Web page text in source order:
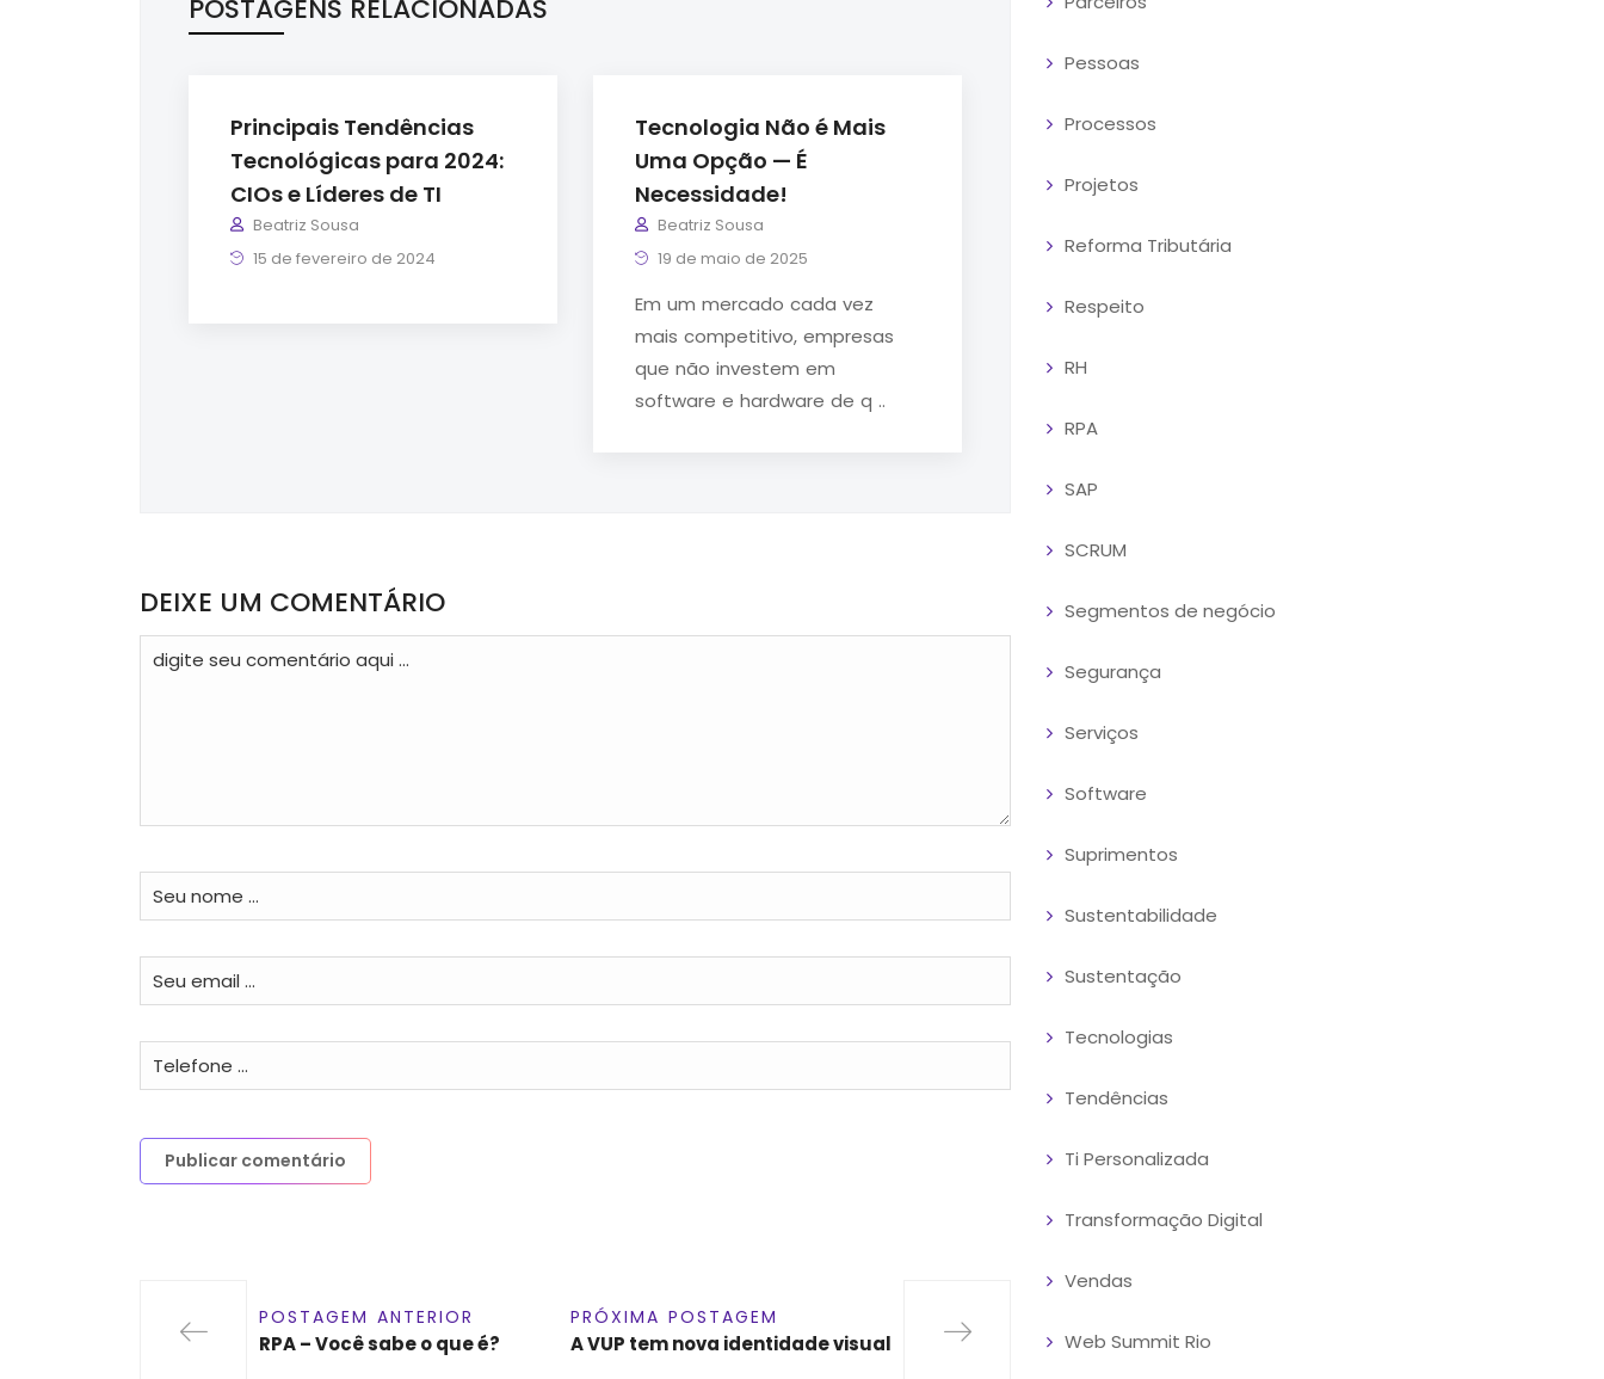
POSTAGENS RELACIONADAS
Principais Tendências
Tecnológicas para 2024:
CIOs e Líderes de TI
Beatriz Sousa
15 de fevereiro de 2024
Tecnologia Não é Mais
Uma Opção — É
Necessidade!
Beatriz Sousa
19 de maio de 2025
Em um mercado cada vez
mais competitivo, empresas
que não investem em
software e hardware de q ..
DEIXE UM COMENTÁRIO
POSTAGEM ANTERIOR
RPA – Você sabe o que é?
PRÓXIMA POSTAGEM
A VUP tem nova identidade visual
Pessoas
Processos
Projetos
Reforma Tributária
Respeito
RH
RPA
SAP
SCRUM
Segmentos de negócio
Segurança
Serviços
Software
Suprimentos
Sustentabilidade
Sustentação
Tecnologias
Tendências
Ti Personalizada
Transformação Digital
Vendas
Web Summit Rio